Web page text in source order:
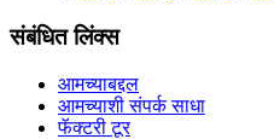
संबंधित लिंक्स
आमच्याबद्दल
आमच्याशी संपर्क साधा
फॅक्टरी टूर